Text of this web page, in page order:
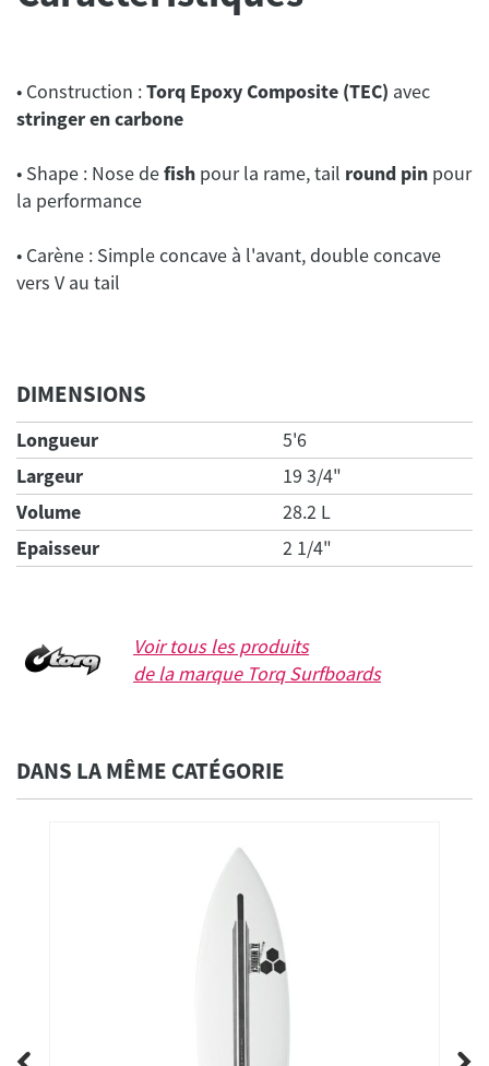
• Construction :Torq Epoxy Composite (TEC) avec
stringer en carbone
• Shape : Nose defish pour la rame, tail round pin pour
la performance
• Carène : Simple concave à l'avant, double concave
vers V au tail
DIMENSIONS
Longueur
5'6
Largeur
19 3/4"
Volume
28.2 L
Epaisseur
2 1/4"
Voir tous les produits
de la marque Torq Surfboards
DANS LA MÊME CATÉGORIE